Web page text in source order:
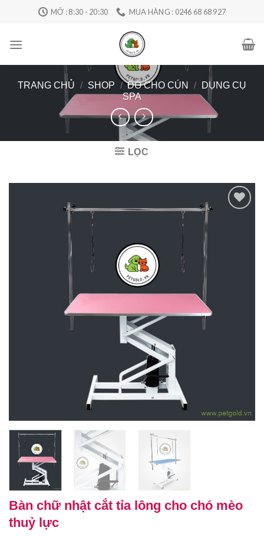
MỞ : 8:30 - 20:30 MUA HÀNG : 0246 68 68 927
TRANG CHỦ / SHOP / ĐỒ CHO CÚN /
DỤNG CỤ
SPA
LỌC
Bàn chữ nhật cắt tỉa lông cho chó mèo
thuỷ lực